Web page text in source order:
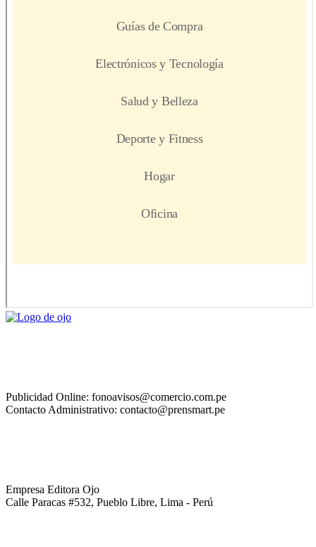
Publicidad Online: fonoavisos@comercio.com.pe
Contacto Administrativo: contacto@prensmart.pe
Empresa Editora Ojo
Calle Paracas #532, Pueblo Libre, Lima - Perú